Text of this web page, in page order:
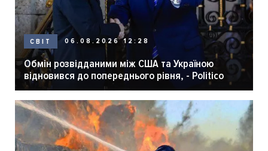
СВІТ 06.08.2026 12:28
Обмін розвідданими між США та Україною
відновився до попереднього рівня, - Politico